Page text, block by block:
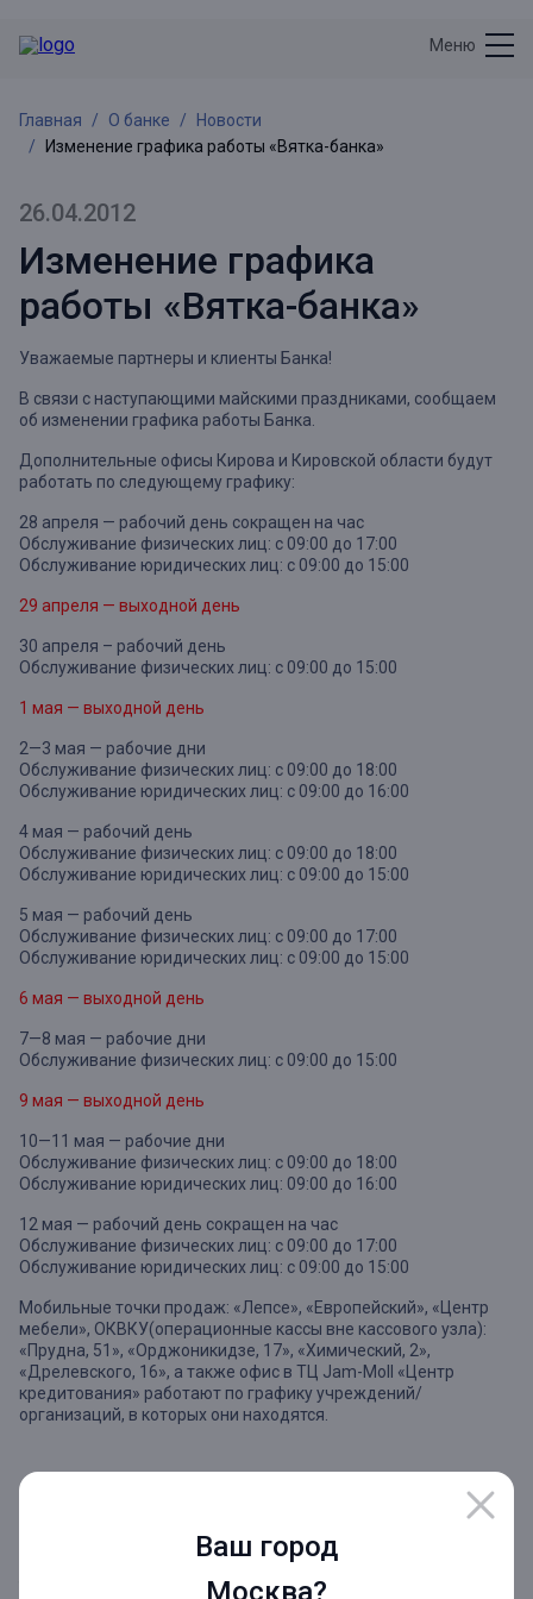
Ваш город
Москва?
Меню
Главная О банке
Новости
Изменение графика работы «Вятка-банка»
26.04.2012
Изменение графика
работы «Вятка-банка»
Уважаемые партнеры и клиенты Банка!
В связи с наступающими майскими праздниками, сообщаем
об изменении графика работы Банка.
Дополнительные офисы Кирова и Кировской области будут
работать по следующему графику:
28 апреля — рабочий день сокращен на час
Обслуживание физических лиц: с 09:00 до 17:00
Обслуживание юридических лиц: с 09:00 до 15:00
29 апреля — выходной день
30 апреля – рабочий день
Обслуживание физических лиц: с 09:00 до 15:00
1 мая — выходной день
2—3 мая — рабочие дни
Обслуживание физических лиц: с 09:00 до 18:00
Обслуживание юридических лиц: с 09:00 до 16:00
4 мая — рабочий день
Обслуживание физических лиц: с 09:00 до 18:00
Обслуживание юридических лиц: с 09:00 до 15:00
5 мая — рабочий день
Обслуживание физических лиц: с 09:00 до 17:00
Обслуживание юридических лиц: с 09:00 до 15:00
6 мая — выходной день
7—8 мая — рабочие дни
Обслуживание физических лиц: с 09:00 до 15:00
9 мая — выходной день
10—11 мая — рабочие дни
Обслуживание физических лиц: с 09:00 до 18:00
Обслуживание юридических лиц: 09:00 до 16:00
12 мая — рабочий день сокращен на час
Обслуживание физических лиц: с 09:00 до 17:00
Обслуживание юридических лиц: с 09:00 до 15:00
Мобильные точки продаж: «Лепсе», «Европейский», «Центр
мебели», ОКВКУ(операционные кассы вне кассового узла):
«Прудна, 51», «Орджоникидзе, 17», «Химический, 2»,
«Дрелевского, 16», а также офис в ТЦ Jam-Moll «Центр
кредитования» работают по графику учреждений/
организаций, в которых они находятся.
Искренне говорим БОЛЬШОЕ СПАСИБО ЗА ПОБЕДУ нашим